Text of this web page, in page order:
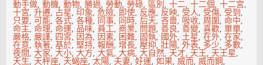
動手做,動機,動物,勝過, 勞動,勞碌,區別,十二,十二個,十二宮,
十宮,升遷, 占星, 印象,危險, 即使, 反應, 反映, 受人, 受傷, 受到,
只要,可能,各式,各種, 同事, 同時,后天,吝嗇, 吸收,周圍,命中,
命主,命理,命運, 品味, 員工,商業, 問題,善良,善變,喜歡,單單,
嚴格,嚴謹, 四宮, 因為, 因素, 困難, 固執, 國外,土星,在外,在家,
在意,執著,基於,堅持,報酬,增長,壓抑,壯陽,外表, 多少, 多數,
夜間,大家,大小,大方,大氣,大病,大自然, 天才, 天王, 天王星,
天生, 天秤座, 天蝎座,太陽, 夫妻,好運,如果,威而,威而鋼,